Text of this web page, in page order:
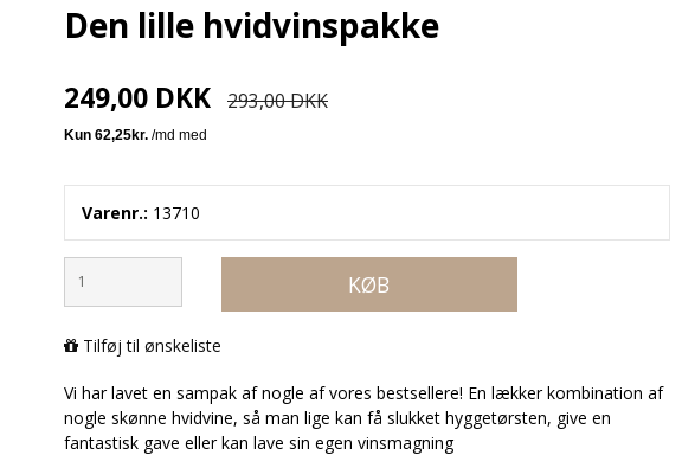
Den lille hvidvinspakke
249,00 DKK 293,00 DKK
Varenr.: 13710
KØB
Tilføj til ønskeliste
Vi har lavet en sampak af nogle af vores bestsellere! En lækker kombination af
nogle skønne hvidvine, så man lige kan få slukket hyggetørsten, give en
fantastisk gave eller kan lave sin egen vinsmagning